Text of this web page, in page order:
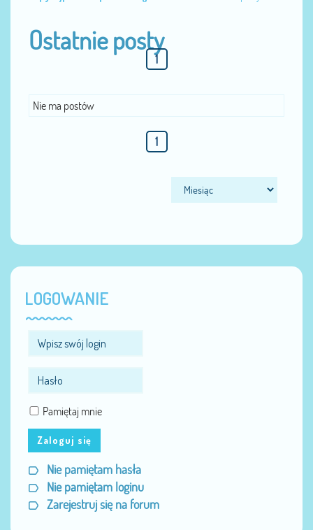
Ostatnie posty
1
Nie ma postów
1
LOGOWANIE
Pamiętaj mnie
Zaloguj się
Nie pamiętam hasła
Nie pamiętam loginu
Zarejestruj się na forum